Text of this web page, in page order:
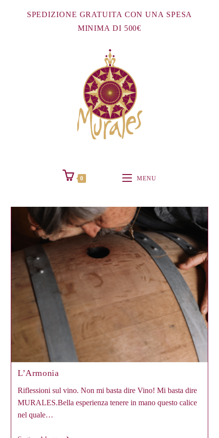
SPEDIZIONE GRATUITA CON UNA SPESA
MINIMA DI 500€
0 MENU
L’Armonia
Riflessioni sul vino. Non mi basta dire Vino! Mi basta dire
MURALES.Bella esperienza tenere in mano questo calice
nel quale…